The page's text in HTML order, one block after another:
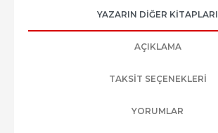
YAZARIN DIĞER KITAPLARI
AÇIKLAMA
TAKSIT SEÇENEKLERI
YORUMLAR